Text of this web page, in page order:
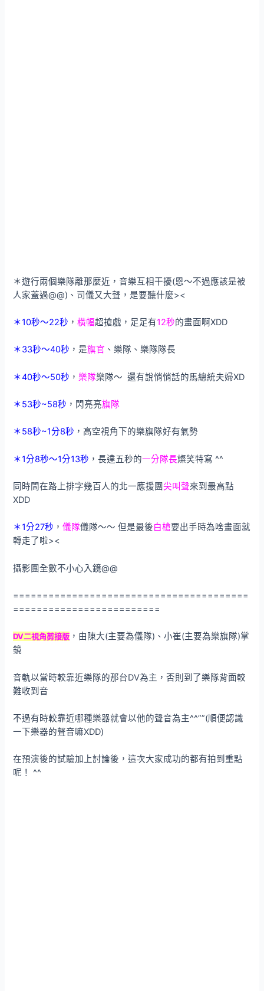
＊遊行兩個樂隊離那麼近，音樂互相干擾(恩～不過應該是被
人家蓋過@@)、司儀又大聲，是要聽什麼><
＊10秒～22秒 ，橫幅超搶戲，足足有12秒的畫面啊XDD
＊33秒～40秒 ，是旗官 、樂隊、樂隊隊長
＊40秒～50秒 ，樂隊樂隊～ 還有說悄悄話的馬總統夫婦XD
＊53秒~58秒 ，閃亮亮旗隊
＊58秒~1分8秒 ，高空視角下的樂旗隊好有氣勢
＊1分8秒～1分13秒 ，長達五秒的一分隊長燦笑特寫 ^^
同時間在路上排字幾百人的北一應援團尖叫聲來到最高點
XDD
＊1分27秒 ，儀隊儀隊～～ 但是最後白槍要出手時為啥畫面就
轉走了啦><
攝影團全數不小心入鏡@@
========================================
=========================
DV二視角剪接版 ，由陳大(主要為儀隊)、小崔(主要為樂旗隊)掌
鏡
音軌以當時較靠近樂隊的那台DV為主，否則到了樂隊背面較
難收到音
不過有時較靠近哪種樂器就會以他的聲音為主^^””(順便認識
一下樂器的聲音嘛XDD)
在預演後的試驗加上討論後，這次大家成功的都有拍到重點
呢！ ^^